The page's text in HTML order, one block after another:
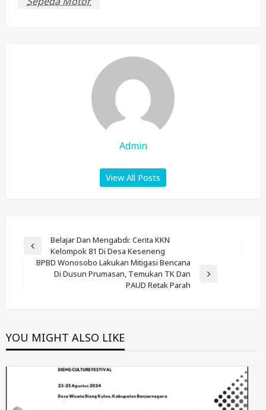
Admin
View All Posts
Post
Navigation
Previous
Post
Belajar Dan Mengabdi: Cerita KKN
Kelompok 81 Di Desa Keseneng
BPBD Wonosobo Lakukan Mitigasi Bencana
Di Dusun Prumasan, Temukan TK Dan
PAUD Retak Parah
YOU MIGHT ALSO LIKE